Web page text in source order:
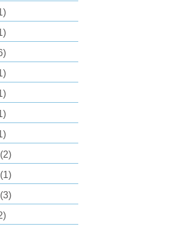
(2)
(1)
(3)